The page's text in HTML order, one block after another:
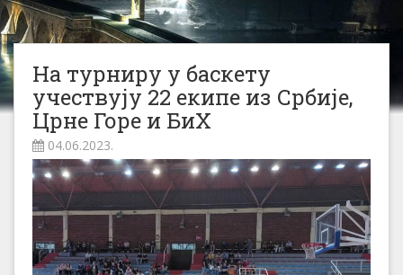
На турниру у баскету
учествују 22 екипе из Србије,
Црне Горе и БиХ
04.06.2023.